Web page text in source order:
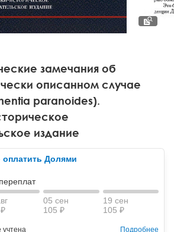
панические атаки
психотерапии
гипноз и НЛП
эргономика психология
психоанализ
замечания об
описанном случае
paranoides).
издание
Долями
05 сен
105 ₽
19 сен
105 ₽
учтена Подробнее